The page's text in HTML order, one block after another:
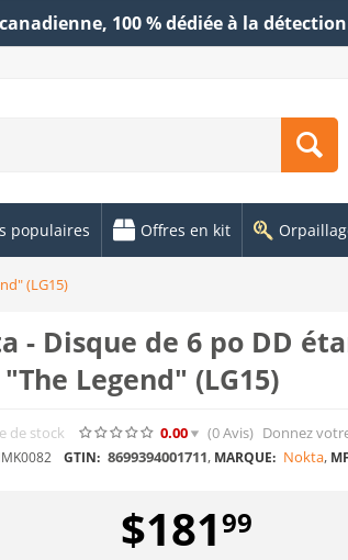
100 % dédiée à la détection
populaires Offres en kit
(LG15)
- Disque de 6 po DD
Legend" (LG15)
de stock 0.00 (0Avis) Donnez
GTIN: 8699394001711, MARQUE: Nokta,
$18199